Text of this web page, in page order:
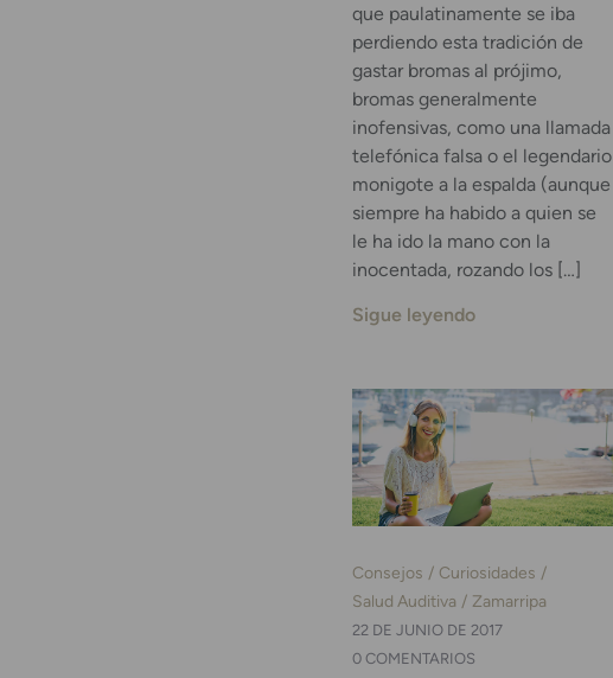
que paulatinamente se iba
perdiendo esta tradición de
gastar bromas al prójimo,
bromas generalmente
inofensivas, como una llamada
telefónica falsa o el legendario
monigote a la espalda (aunque
siempre ha habido a quien se
le ha ido la mano con la
inocentada, rozando los […]
Sigue leyendo
Consejos
Curiosidades
Salud Auditiva
Zamarripa
22 DE JUNIO DE 2017
0 COMENTARIOS